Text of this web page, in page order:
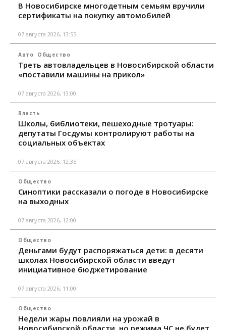
В Новосибирске многодетным семьям вручили
сертификаты на покупку автомобилей
07 августа 2026, 13:55
Авто Общество
Треть автовладельцев в Новосибирской области
«поставили машины на прикол»
07 августа 2026, 13:00
Власть
Школы, библиотеки, пешеходные тротуары:
депутаты Госдумы контролируют работы на
социальных объектах
07 августа 2026, 12:35
Общество
Синоптики рассказали о погоде в Новосибирске
на выходных
07 августа 2026, 12:00
Общество
Деньгами будут распоряжаться дети: в десяти
школах Новосибирской области введут
инициативное бюджетирование
07 августа 2026, 11:00
Общество
Недели жары повлияли на урожай в
Новосибирской области, но режима ЧС не будет